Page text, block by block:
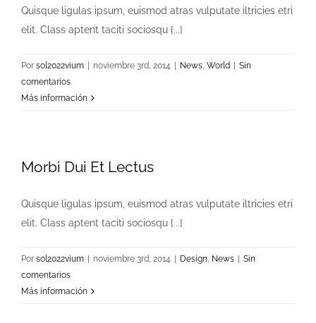
Quisque ligulas ipsum, euismod atras vulputate iltricies etri
elit. Class aptent taciti sociosqu [...]
Por sol2022vium noviembre 3rd, 2014 News, World
Sin
comentarios
Más información
Morbi Dui Et Lectus
Quisque ligulas ipsum, euismod atras vulputate iltricies etri
elit. Class aptent taciti sociosqu [...]
Por sol2022vium noviembre 3rd, 2014 Design, News
Sin
comentarios
Más información